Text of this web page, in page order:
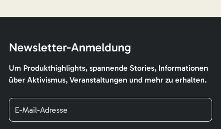
Newsletter-Anmeldung
Um Produkthighlights, spannende Stories, Informationen
über Aktivismus, Veranstaltungen und mehr zu erhalten.